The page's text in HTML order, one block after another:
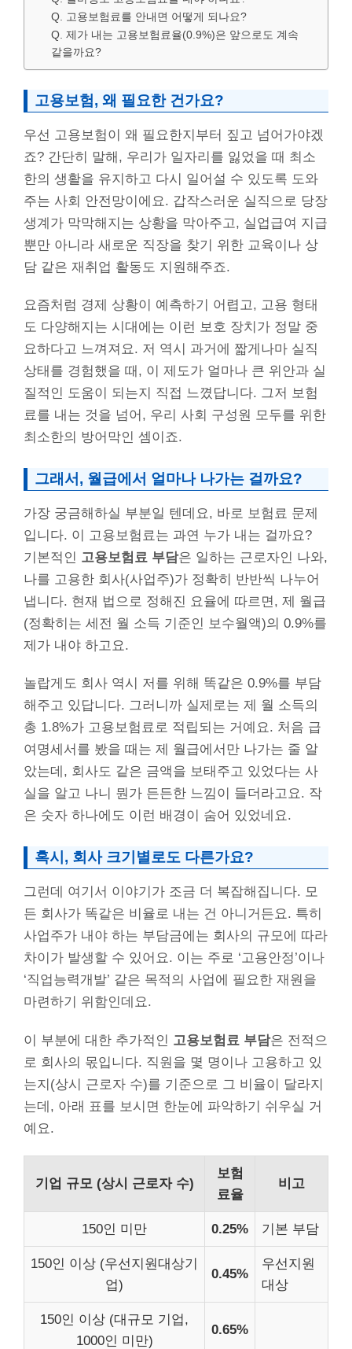
Q. 고용보험료를 안내면 어떻게 되나요?
Q. 제가 내는 고용보험료율(0.9%)은 앞으로도 계속
같을까요?
고용보험, 왜 필요한 건가요?
우선 고용보험이 왜 필요한지부터 짚고 넘어가야겠
죠? 간단히 말해, 우리가 일자리를 잃었을 때 최소
한의 생활을 유지하고 다시 일어설 수 있도록 도와
주는 사회 안전망이에요. 갑작스러운 실직으로 당장
생계가 막막해지는 상황을 막아주고, 실업급여 지급
뿐만 아니라 새로운 직장을 찾기 위한 교육이나 상
담 같은 재취업 활동도 지원해주죠.
요즘처럼 경제 상황이 예측하기 어렵고, 고용 형태
도 다양해지는 시대에는 이런 보호 장치가 정말 중
요하다고 느껴져요. 저 역시 과거에 짧게나마 실직
상태를 경험했을 때, 이 제도가 얼마나 큰 위안과 실
질적인 도움이 되는지 직접 느꼈답니다. 그저 보험
료를 내는 것을 넘어, 우리 사회 구성원 모두를 위한
최소한의 방어막인 셈이죠.
그래서, 월급에서 얼마나 나가는 걸까요?
가장 궁금해하실 부분일 텐데요, 바로 보험료 문제
입니다. 이 고용보험료는 과연 누가 내는 걸까요?
기본적인 고용보험료 부담은 일하는 근로자인 나와,
나를 고용한 회사(사업주)가 정확히 반반씩 나누어
냅니다. 현재 법으로 정해진 요율에 따르면, 제 월급
(정확히는 세전 월 소득 기준인 보수월액)의 0.9%를
제가 내야 하고요.
놀랍게도 회사 역시 저를 위해 똑같은 0.9%를 부담
해주고 있답니다. 그러니까 실제로는 제 월 소득의
총 1.8%가 고용보험료로 적립되는 거예요. 처음 급
여명세서를 봤을 때는 제 월급에서만 나가는 줄 알
았는데, 회사도 같은 금액을 보태주고 있었다는 사
실을 알고 나니 뭔가 든든한 느낌이 들더라고요. 작
은 숫자 하나에도 이런 배경이 숨어 있었네요.
혹시, 회사 크기별로도 다른가요?
그런데 여기서 이야기가 조금 더 복잡해집니다. 모
든 회사가 똑같은 비율로 내는 건 아니거든요. 특히
사업주가 내야 하는 부담금에는 회사의 규모에 따라
차이가 발생할 수 있어요. 이는 주로 ‘고용안정’이나
‘직업능력개발’ 같은 목적의 사업에 필요한 재원을
마련하기 위함인데요.
이 부분에 대한 추가적인 고용보험료 부담은 전적으
로 회사의 몫입니다. 직원을 몇 명이나 고용하고 있
는지(상시 근로자 수)를 기준으로 그 비율이 달라지
는데, 아래 표를 보시면 한눈에 파악하기 쉬우실 거
예요.
기업 규모 (상시 근로자 수)
보험
료율
비고
150인 미만 0.25% 기본 부담
150인 이상 (우선지원대상기
업)
0.45%
우선지원
대상
150인 이상 (대규모 기업,
1000인 미만)
0.65%